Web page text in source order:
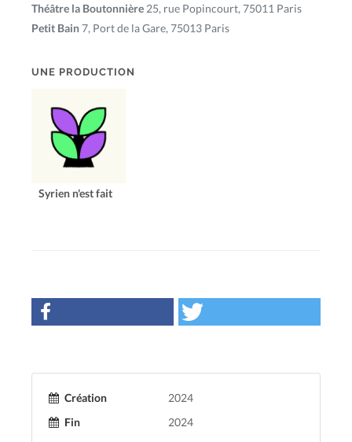
Théâtre la Boutonnière 25, rue Popincourt, 75011 Paris
Petit Bain7, Port de la Gare, 75013 Paris
UNE PRODUCTION
Syrien n'est fait
Création
2024
Fin
2024